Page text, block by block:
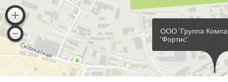
ООО 'Группа
'Фортис'